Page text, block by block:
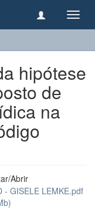
hipótese
de
na
Abrir
- GISELE LEMKE.pdf